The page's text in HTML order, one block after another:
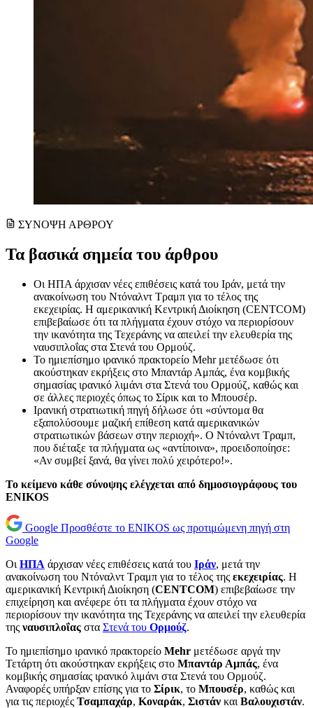
ΣΥΝΟΨΗ ΑΡΘΡΟΥ
Τα βασικά σημεία του άρθρου
Οι ΗΠΑ άρχισαν νέες επιθέσεις κατά του Ιράν, μετά την
ανακοίνωση του Ντόναλντ Τραμπ για το τέλος της
εκεχειρίας. Η αμερικανική Κεντρική Διοίκηση (CENTCOM)
επιβεβαίωσε ότι τα πλήγματα έχουν στόχο να περιορίσουν
την ικανότητα της Τεχεράνης να απειλεί την ελευθερία της
ναυσιπλοΐας στα Στενά του Ορμούζ.
Το ημιεπίσημο ιρανικό πρακτορείο Mehr μετέδωσε ότι
ακούστηκαν εκρήξεις στο Μπαντάρ Αμπάς, ένα κομβικής
σημασίας ιρανικό λιμάνι στα Στενά του Ορμούζ, καθώς και
σε άλλες περιοχές όπως το Σίρικ και το Μπουσέρ.
Ιρανική στρατιωτική πηγή δήλωσε ότι «σύντομα θα
εξαπολύσουμε μαζική επίθεση κατά αμερικανικών
στρατιωτικών βάσεων στην περιοχή». Ο Ντόναλντ Τραμπ,
που διέταξε τα πλήγματα ως «αντίποινα», προειδοποίησε:
«Αν συμβεί ξανά, θα γίνει πολύ χειρότερο!».
Το κείμενο κάθε σύνοψης ελέγχεται από δημοσιογράφους του
ENIKOS
Google Προσθέστε το ENIKOS ως προτιμώμενη πηγή στη
Google
Οι ΗΠΑ άρχισαν νέες επιθέσεις κατά του Ιράν, μετά την
ανακοίνωση του Ντόναλντ Τραμπ για το τέλος της εκεχειρίας. Η
αμερικανική Κεντρική Διοίκηση (CENTCOM) επιβεβαίωσε την
επιχείρηση και ανέφερε ότι τα πλήγματα έχουν στόχο να
περιορίσουν την ικανότητα της Τεχεράνης να απειλεί την ελευθερία
της ναυσιπλοΐας στα Στενά του Ορμούζ.
Το ημιεπίσημο ιρανικό πρακτορείο Mehr μετέδωσε αργά την
Τετάρτη ότι ακούστηκαν εκρήξεις στο Μπαντάρ Αμπάς, ένα
κομβικής σημασίας ιρανικό λιμάνι στα Στενά του Ορμούζ.
Αναφορές υπήρξαν επίσης για το Σίρικ, το Μπουσέρ, καθώς και
για τις περιοχές Τσαμπαχάρ, Κοναράκ, Σιστάν και Βαλουχιστάν.